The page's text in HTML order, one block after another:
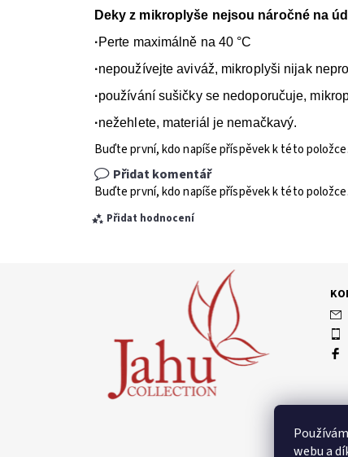
Deky z mikroplyše nejsou náročné na
·Perte maximálně na 40 °C
·nepoužívejte aviváž, mikroplyši nijak
·používání sušičky se nedoporučuje,
·nežehlete, materiál je nemačkavý.
Buďte první, kdo napíše příspěvek k této položce.
Přidat komentář
Buďte první, kdo napíše příspěvek k této položce.
Přidat hodnocení
podmínkami
webu a